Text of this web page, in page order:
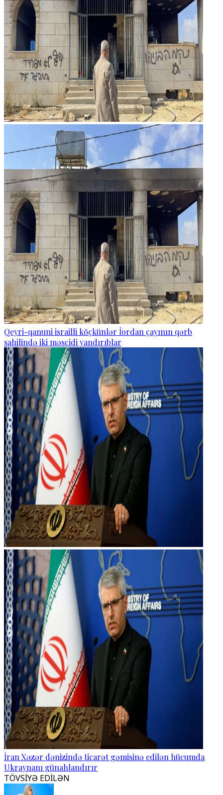
Qeyri-qanuni israilli köçkünlər İordan çayının qərb
sahilində iki məscidi yandırıblar
İran Xəzər dənizində ticarət gəmisinə edilən hücumda
Ukraynanı günahlandırır
TÖVSİYƏ EDİLƏN